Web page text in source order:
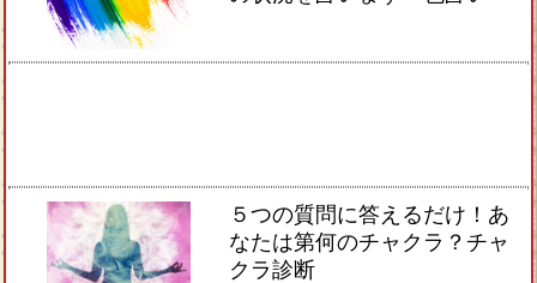
５つの質問に答えるだけ！あ
なたは第何のチャクラ？チャ
クラ診断